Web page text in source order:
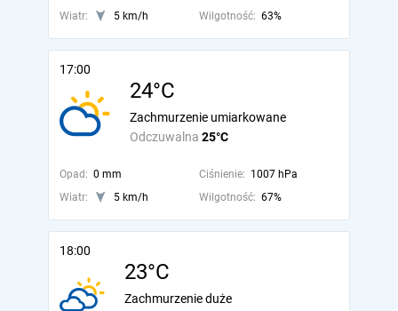
Wiatr:
5 km/h Wilgotność: 63%
17:00
24°C
Odczuwalna 25°C
Zachmurzenie umiarkowane
Opad: 0 mm Ciśnienie: 1007 hPa
Wiatr:
5 km/h Wilgotność: 67%
18:00
23°C
Zachmurzenie duże